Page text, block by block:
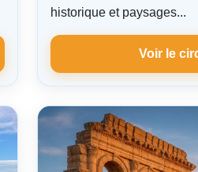
historique et paysages...
Voir le